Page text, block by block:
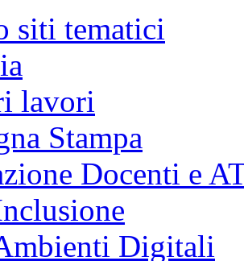
siti tematici
lavori
Stampa
Docenti e
Digitali